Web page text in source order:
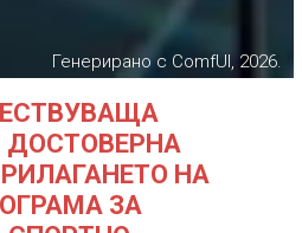
Генерирано с ComfUI, 2026.
ДОСТОВЕРНА
НА
ЗА